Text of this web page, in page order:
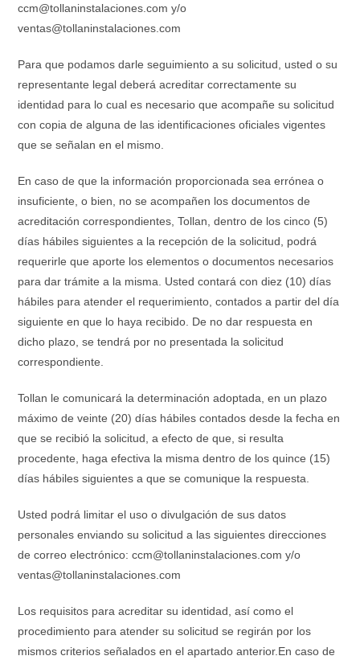
ccm@tollaninstalaciones.com y/o
ventas@tollaninstalaciones.com
Para que podamos darle seguimiento a su solicitud, usted o su
representante legal deberá acreditar correctamente su
identidad para lo cual es necesario que acompañe su solicitud
con copia de alguna de las identificaciones oficiales vigentes
que se señalan en el mismo.
En caso de que la información proporcionada sea errónea o
insuficiente, o bien, no se acompañen los documentos de
acreditación correspondientes, Tollan, dentro de los cinco (5)
días hábiles siguientes a la recepción de la solicitud, podrá
requerirle que aporte los elementos o documentos necesarios
para dar trámite a la misma. Usted contará con diez (10) días
hábiles para atender el requerimiento, contados a partir del día
siguiente en que lo haya recibido. De no dar respuesta en
dicho plazo, se tendrá por no presentada la solicitud
correspondiente.
Tollan le comunicará la determinación adoptada, en un plazo
máximo de veinte (20) días hábiles contados desde la fecha en
que se recibió la solicitud, a efecto de que, si resulta
procedente, haga efectiva la misma dentro de los quince (15)
días hábiles siguientes a que se comunique la respuesta.
Usted podrá limitar el uso o divulgación de sus datos
personales enviando su solicitud a las siguientes direcciones
de correo electrónico: ccm@tollaninstalaciones.com y/o
ventas@tollaninstalaciones.com
Los requisitos para acreditar su identidad, así como el
procedimiento para atender su solicitud se regirán por los
mismos criterios señalados en el apartado anterior.En caso de